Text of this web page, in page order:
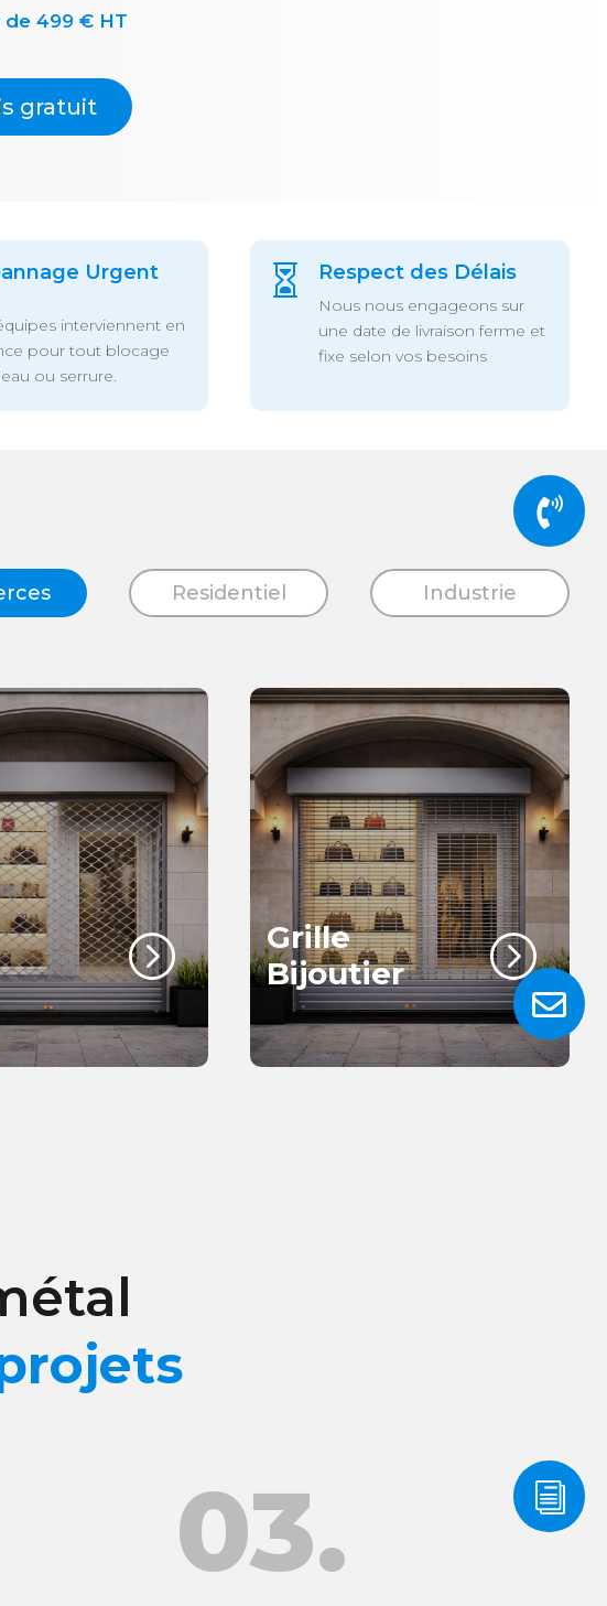
de 499 € HT
gratuit
Urgent
interviennent en
pour tout blocage
ou serrure.
 Respect des Délais
Nous nous engageons sur
une date de livraison ferme et
fixe selon vos besoins
Residentiel Industrie
=
Grille
Bijoutier
=
03.


i